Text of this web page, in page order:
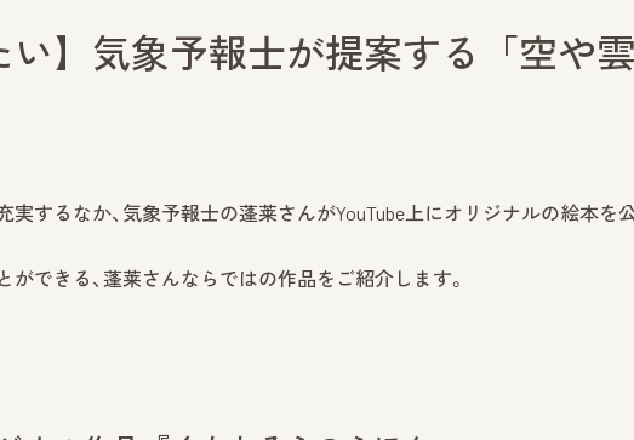
い】気象予報士が提案する「空や
するなか、気象予報士の蓬莱さんがYouTube上にオリジナルの絵本を公
ができる、蓬莱さんならではの作品をご紹介します。